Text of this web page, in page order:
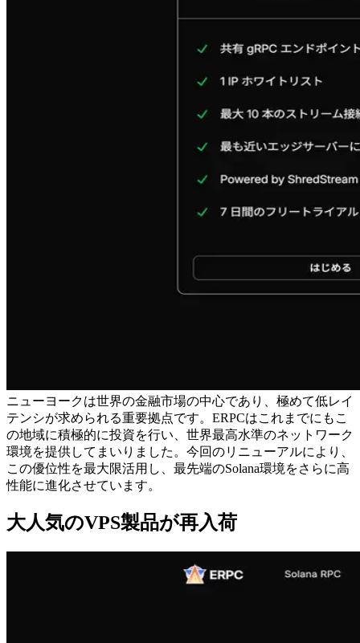
ニューヨークは世界の金融市場の中心であり、極めて低レイ
テンシが求められる重要拠点です。ERPCはこれまでにもこ
の地域に積極的に投資を行い、世界最高水準のネットワーク
環境を提供してまいりました。今回のリニューアルにより、
この優位性を最大限活用し、最先端のSolana環境をさらに高
性能に進化させています。
大人気のVPS製品が再入荷